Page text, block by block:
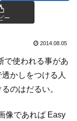
ー
2014.08.05
で使われる事があ
かしをつける人
のはだるい。
像であれば Easy